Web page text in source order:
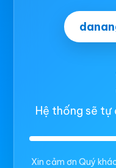
Hệ thống sẽ tự
Xin cảm ơn Quý